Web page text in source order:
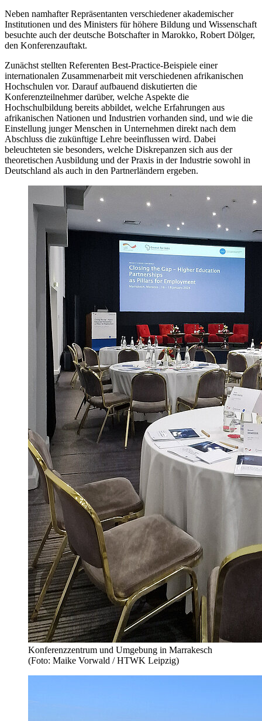
Neben namhafter Repräsentanten verschiedener akademischer
Institutionen und des Ministers für höhere Bildung und Wissenschaft
besuchte auch der deutsche Botschafter in Marokko, Robert Dölger,
den Konferenzauftakt.
Zunächst stellten Referenten Best-Practice-Beispiele einer
internationalen Zusammenarbeit mit verschiedenen afrikanischen
Hochschulen vor. Darauf aufbauend diskutierten die
Konferenzteilnehmer darüber, welche Aspekte die
Hochschulbildung bereits abbildet, welche Erfahrungen aus
afrikanischen Nationen und Industrien vorhanden sind, und wie die
Einstellung junger Menschen in Unternehmen direkt nach dem
Abschluss die zukünftige Lehre beeinflussen wird. Dabei
beleuchteten sie besonders, welche Diskrepanzen sich aus der
theoretischen Ausbildung und der Praxis in der Industrie sowohl in
Deutschland als auch in den Partnerländern ergeben.
Konferenzzentrum und Umgebung in Marrakesch
(Foto: Maike Vorwald / HTWK Leipzig)